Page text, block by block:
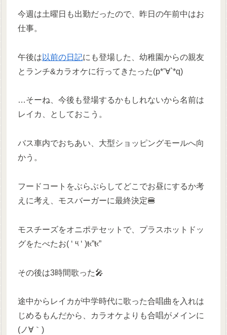
今週は土曜日も出勤だったので、昨日の午前中はお
仕事。
午後は 以前の日記にも登場した、幼稚園からの親友
とランチ&カラオケに行ってきたった(p*’∀`*q)
…そーね、今後も登場するかもしれないから名前は
レイカ、としておこう。
バス車内でおちあい、大型ショッピングモールへ向
かう。
フードコートをぶらぶらしてどこでお昼にするか考
えに考え、モスバーガーに最終決定🍔
モスチーズをオニポテセットで、プラスホットドッ
グをたべたお( ‘ ༥ ‘ )ŧ‹”ŧ‹”
その後は3時間歌った🎤
途中からレイカが中学時代に歌った合唱曲を入れは
じめるもんだから、カラオケよりも合唱がメインに
(ノ∀｀)